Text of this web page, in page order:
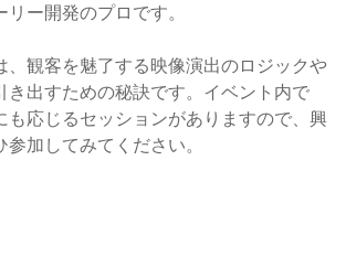
ー開発のプロです。
、観客を魅了する映像演出のロジックや
き出すための秘訣です。イベント内で
も応じるセッションがありますので、興
加してみてください。